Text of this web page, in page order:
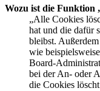
Wozu ist die Funktion
„Alle Cookies
hat und die dafür
bleibst.
wie
Board-
bei der An- oder
die Cookies